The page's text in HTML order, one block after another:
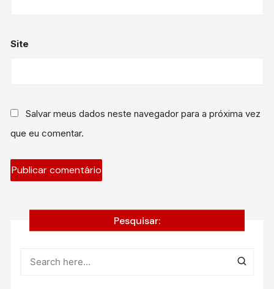
Site
Salvar meus dados neste navegador para a próxima vez
que eu comentar.
Pesquisar: